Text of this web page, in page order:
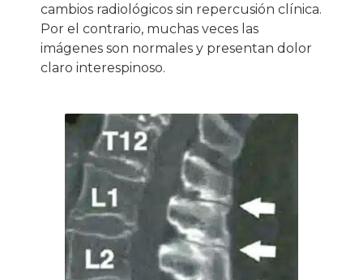
cambios radiológicos sin repercusión clínica.
Por el contrario, muchas veces las
imágenes son normales y presentan dolor
claro interespinoso.